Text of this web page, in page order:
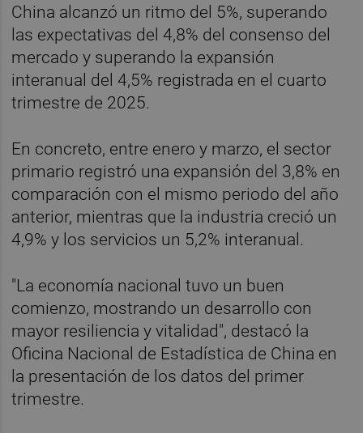
China alcanzó un ritmo del 5%, superando
las expectativas del 4,8% del consenso del
mercado y superando la expansión
interanual del 4,5% registrada en el cuarto
trimestre de 2025.
En concreto, entre enero y marzo, el sector
primario registró una expansión del 3,8% en
comparación con el mismo periodo del año
anterior, mientras que la industria creció un
4,9% y los servicios un 5,2% interanual.
"La economía nacional tuvo un buen
comienzo, mostrando un desarrollo con
mayor resiliencia y vitalidad", destacó la
Oficina Nacional de Estadística de China en
la presentación de los datos del primer
trimestre.